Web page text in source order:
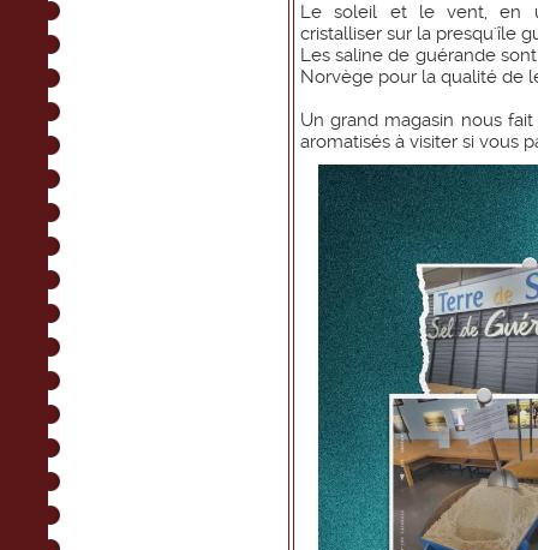
Le soleil et le vent, en
cristalliser sur la presqu'île
Les saline de guérande
Norvège pour la qualité de
Un grand magasin nous
aromatisés à visiter si vous